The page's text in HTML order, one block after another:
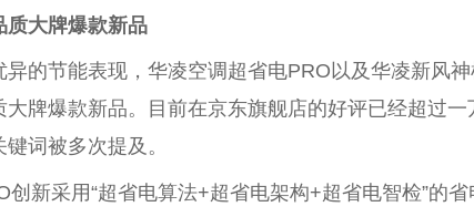
质大牌爆款新品
的节能表现，华凌空调超省电PRO以及华凌新风
牌爆款新品。目前在京东旗舰店的好评已经超过一
词被多次提及。
创新采用“超省电算法+超省电架构+超省电智检”的